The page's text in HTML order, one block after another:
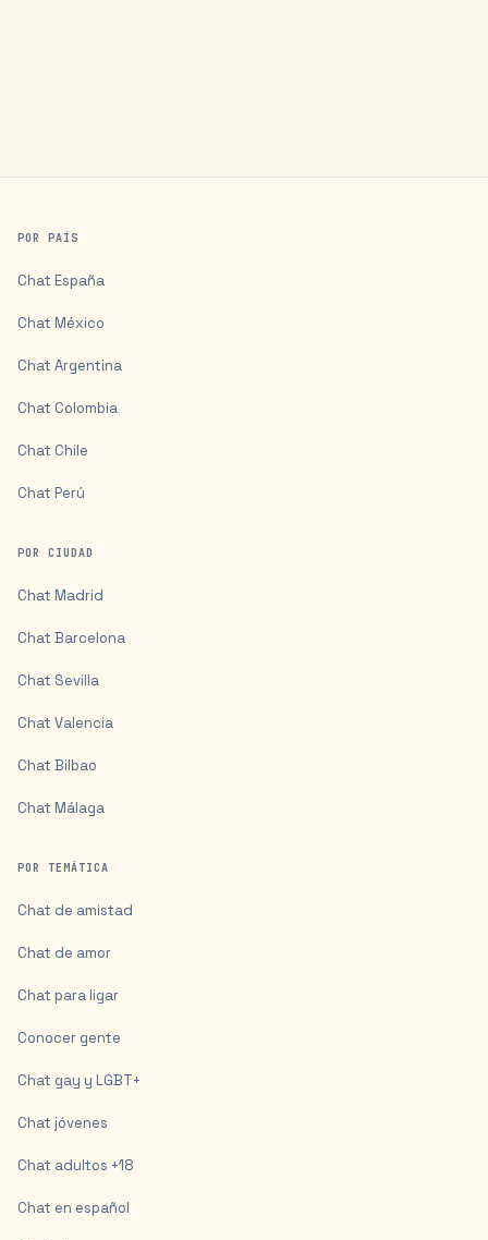
POR PAÍS
Chat España
Chat México
Chat Argentina
Chat Colombia
Chat Chile
Chat Perú
POR CIUDAD
Chat Madrid
Chat Barcelona
Chat Sevilla
Chat Valencia
Chat Bilbao
Chat Málaga
POR TEMÁTICA
Chat de amistad
Chat de amor
Chat para ligar
Conocer gente
Chat gay y LGBT+
Chat jóvenes
Chat adultos +18
Chat en español